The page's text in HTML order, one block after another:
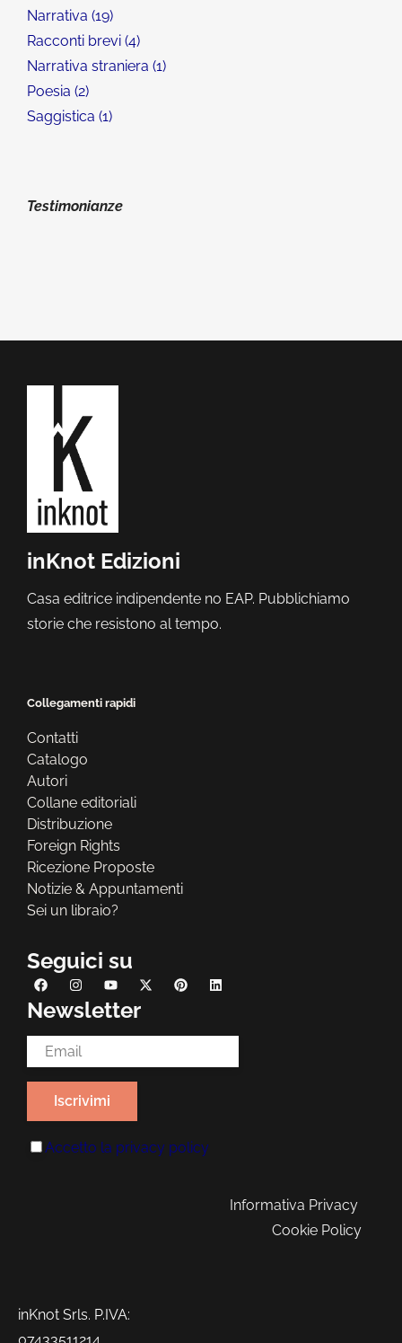
Narrativa 19
Racconti brevi 4
Narrativa straniera 1
Poesia 2
Saggistica 1
Testimonianze
inKnot Edizioni
Casa editrice indipendente no EAP. Pubblichiamo
storie che resistono al tempo.
Collegamenti rapidi
Contatti
Catalogo
Autori
Collane editoriali
Distribuzione
Foreign Rights
Ricezione Proposte
Notizie & Appuntamenti
Sei un libraio?
Seguici su
Newsletter
Email Address*
Accetto la privacy policy
Informativa Privacy
Cookie Policy
inKnot Srls. P.IVA: